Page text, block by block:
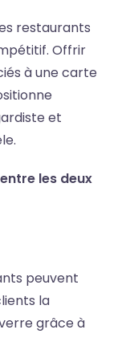
restaurants
Offrir
à une carte
et
les deux
peuvent
la
grâce à